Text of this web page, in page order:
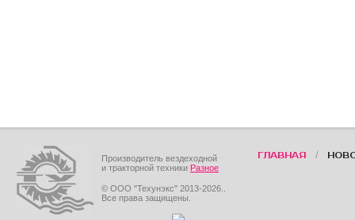
Производитель вездеходной
и тракторной техники Разное
© ООО "Техунэкс" 2013-2026..
Все права защищены.
ГЛАВНАЯ /